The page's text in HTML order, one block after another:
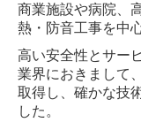
断熱・防音工事
現場発泡ウレタ
MOCOフォーム
商業施設や病院、
熱・防音工事を中
高い安全性とサー
業界におきまして
取得し、確かな技
した。